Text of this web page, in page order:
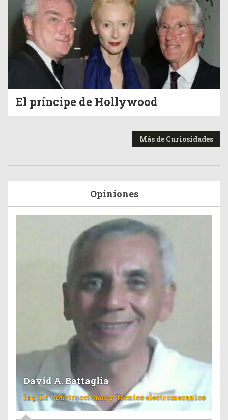
El príncipe de Hollywood
Más de Curiosidades
Opiniones
David A. Battaglia
Ing. En Construcciones y Tecnico electromecanico